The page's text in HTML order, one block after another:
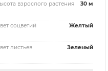
взрослого растения 30 м
соцветий Желтый
листьев Зеленый